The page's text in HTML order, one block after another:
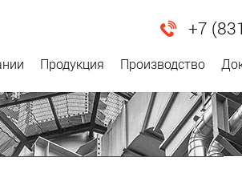
+7
Продукция Производство